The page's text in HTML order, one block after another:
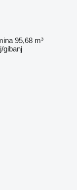
95,68 m³
gibanj